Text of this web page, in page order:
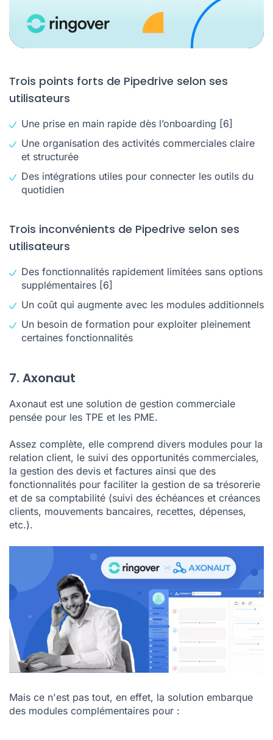
Trois points forts de Pipedrive selon ses
utilisateurs
Une prise en main rapide dès l’onboarding [6]
Une organisation des activités commerciales claire
et structurée
Des intégrations utiles pour connecter les outils du
quotidien
Trois inconvénients de Pipedrive selon ses
utilisateurs
Des fonctionnalités rapidement limitées sans options
supplémentaires [6]
Un coût qui augmente avec les modules additionnels
Un besoin de formation pour exploiter pleinement
certaines fonctionnalités
7. Axonaut
Axonaut est une solution de gestion commerciale
pensée pour les TPE et les PME.
Assez complète, elle comprend divers modules pour la
relation client, le suivi des opportunités commerciales,
la gestion des devis et factures ainsi que des
fonctionnalités pour faciliter la gestion de sa trésorerie
et de sa comptabilité (suivi des échéances et créances
clients, mouvements bancaires, recettes, dépenses,
etc.).
Mais ce n'est pas tout, en effet, la solution embarque
des modules complémentaires pour :